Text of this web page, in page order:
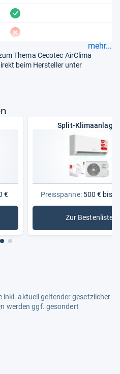
vorhanden
fehlt
mehr...
Thema Cecotec AirClima
beim Hersteller unter
€
Split-
Preisspanne:500 € bis
Zur Bestenliste
: Split-
inkl. aktuell geltender gesetzlicher
werden ggf. gesondert